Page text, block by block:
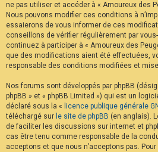
o
n
F
A
Q
ne pas utiliser et accéder à « Amoureux des
Nous pouvons modifier ces conditions à
essaierons de vous informer de ces
conseillons de vérifier régulièrement par
continuez à participer à « Amoureux des
que des modifications aient été effectuées,
responsable des conditions modifiées et
Nos forums sont développés par phpBB
phpBB » et « phpBB Limited ») qui est un
déclaré sous la « licence publique générale
téléchargé sur le site de phpBB (en anglais).
de faciliter les discussions sur internet et
cas être tenu comme responsable de la
acceptons et que nous n’acceptons pas.